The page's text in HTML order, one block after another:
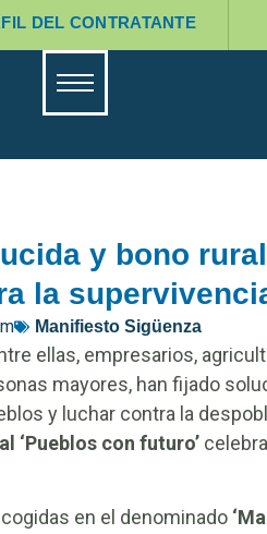
DEL CONTRATANTE
y bono
la
Manifiesto Sigüenza
ellas, empresarios,
mayores, han fijado
y luchar contra la
‘Pueblos con futuro’
en el denominado